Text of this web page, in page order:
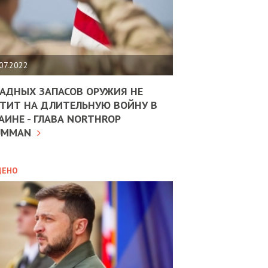
ЗАПАСОВ ОРУЖИЯ НЕ
НА ДЛИТЕЛЬНУЮ ВОЙНУ В
- ГЛАВА NORTHROP
10.02.2025